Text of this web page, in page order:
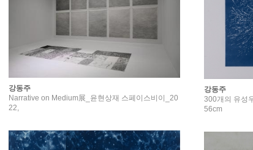
강동주
Narrative on Medium展_윤현상재 스페이스비이_20
22,
강동주
300개의 유성
56cm